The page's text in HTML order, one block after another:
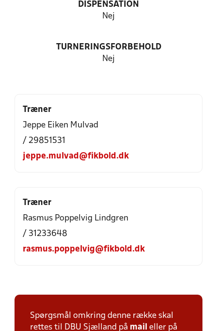
DISPENSATION
Nej
TURNERINGSFORBEHOLD
Nej
Træner
Jeppe Eiken Mulvad
/ 29851531
jeppe.mulvad@fikbold.dk
Træner
Rasmus Poppelvig Lindgren
/ 31233648
rasmus.poppelvig@fikbold.dk
Spørgsmål omkring denne række skal
rettes til DBU Sjælland på mail eller på